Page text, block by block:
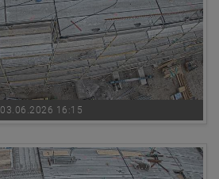
03.06.2026 16:15